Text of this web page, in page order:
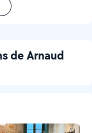
de Arnaud